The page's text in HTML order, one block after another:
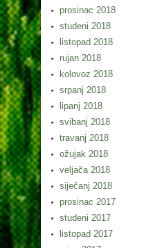
prosinac 2018
studeni 2018
listopad 2018
rujan 2018
kolovoz 2018
srpanj 2018
lipanj 2018
svibanj 2018
travanj 2018
ožujak 2018
veljača 2018
siječanj 2018
prosinac 2017
studeni 2017
listopad 2017